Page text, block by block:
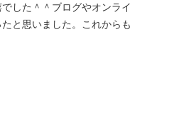
した＾＾ブログやオンライ
と思いました。これからも